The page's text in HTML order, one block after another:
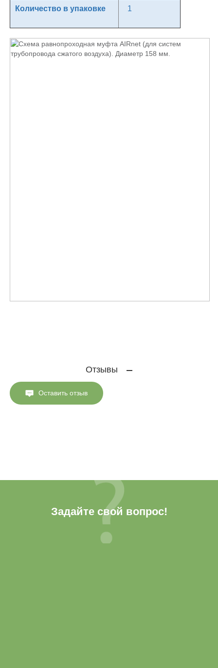
Количество в упаковке 1
Отзывы
Оставить отзыв
Задайте свой вопрос!